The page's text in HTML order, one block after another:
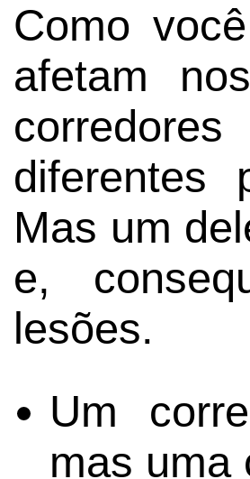
Como
afetam
diferentes
Mas um
e,
lesões.
Um
mas uma